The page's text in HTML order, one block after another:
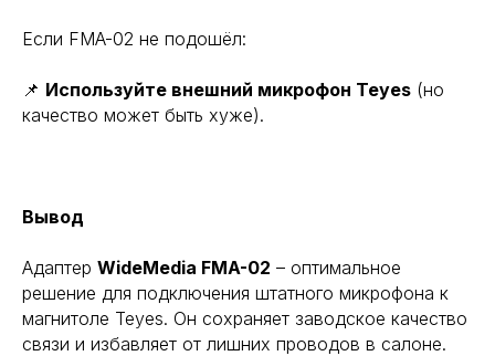
Если FMA-02 не подошёл:
📌 Используйте внешний микрофон Teyes (но
качество может быть хуже).
Вывод
Адаптер WideMedia FMA-02 – оптимальное
решение для подключения штатного микрофона к
магнитоле Teyes. Он сохраняет заводское качество
связи и избавляет от лишних проводов в салоне.
new features in your car
TEYES24